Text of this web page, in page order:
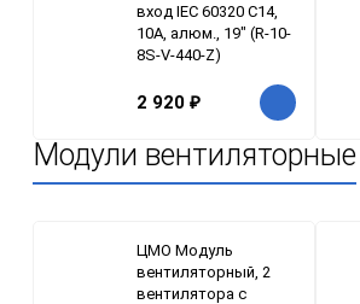
вход IEC 60320 C14,
10A, алюм., 19" (R-10-
8S-V-440-Z)
2 920 ₽
Модули вентиляторные
ЦМО Модуль
вентиляторный, 2
вентилятора с